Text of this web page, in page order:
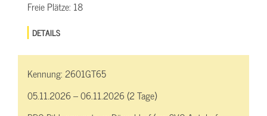
Freie Plätze: 18
DETAILS
Kennung:2601GT65
05.11.2026 – 06.11.2026 (2 Tage)